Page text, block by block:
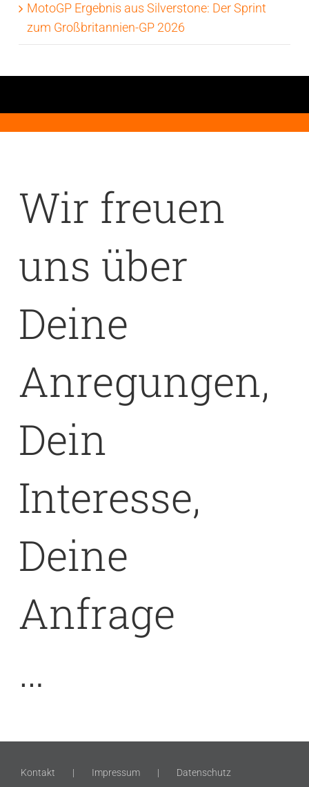
MotoGP Ergebnis aus Silverstone: Der Sprint
zum Großbritannien-GP 2026
Wir freuen
uns über
Deine
Anregungen,
Dein
Interesse,
Deine
Anfrage
…
Kontakt Impressum Datenschutz